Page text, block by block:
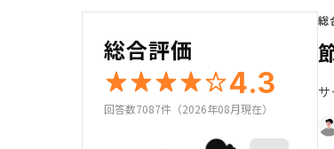
総合評価
4.3
回答数7087件（2026年08月現在）
総
サ